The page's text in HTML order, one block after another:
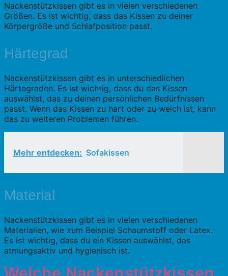
Nackenstützkissen gibt es in vielen verschiedenen
Größen. Es ist wichtig, dass das Kissen zu deiner
Körpergröße und Schlafposition passt.
Härtegrad
Nackenstützkissen gibt es in unterschiedlichen
Härtegraden. Es ist wichtig, dass du das Kissen
auswählst, das zu deinen persönlichen Bedürfnissen
passt. Wenn das Kissen zu hart oder zu weich ist, kann
das zu weiteren Problemen führen.
Mehr entdecken: Sofakissen
Material
Nackenstützkissen gibt es in vielen verschiedenen
Materialien, wie zum Beispiel Schaumstoff oder Latex.
Es ist wichtig, dass du ein Kissen auswählst, das
atmungsaktiv und hygienisch ist.